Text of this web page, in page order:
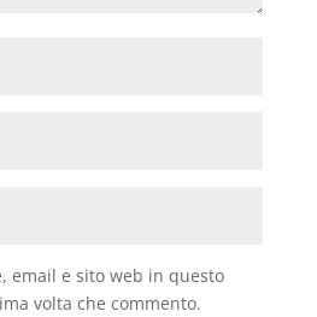
email e sito web in questo
volta che commento.